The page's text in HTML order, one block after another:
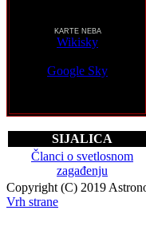
KARTE NEBA
Wikisky
Google Sky
SIJALICA
Članci o svetlosnom
zagađenju
Copyright (C) 2019
Vrh strane